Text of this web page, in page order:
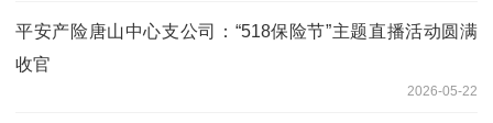
平安产险唐山中心支公司：“518保险节”主题直播活动圆满
收官
2026-05-22